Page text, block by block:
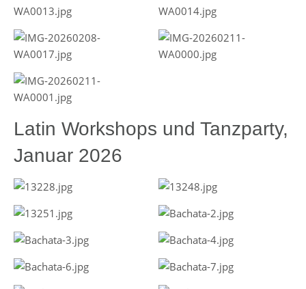
Latin Workshops und Tanzparty,
Januar 2026